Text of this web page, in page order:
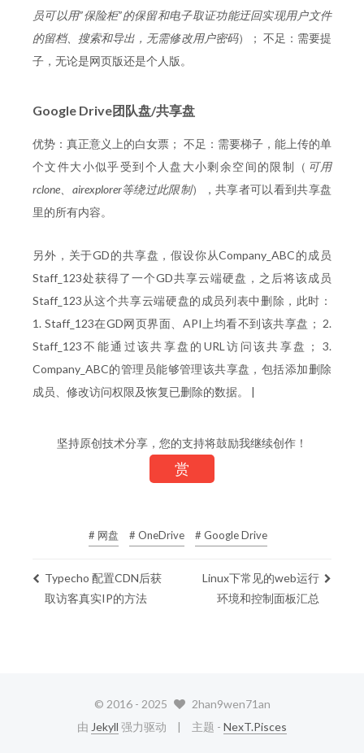
员可以用”保险柜”的保留和电子取证功能迂回实现用户文件
的留档、搜索和导出，无需修改用户密码）； 不足：需要提
子，无论是网页版还是个人版。
Google Drive团队盘/共享盘
优势：真正意义上的白女票； 不足：需要梯子，能上传的单
个文件大小似乎受到个人盘大小剩余空间的限制（ 可用
rclone、airexplorer等绕过此限制），共享者可以看到共享盘
里的所有内容。
另外，关于GD的共享盘，假设你从Company_ABC的成员
Staff_123处获得了一个GD共享云端硬盘，之后将该成员
Staff_123从这个共享云端硬盘的成员列表中删除，此时：
1. Staff_123在GD网页界面、API上均看不到该共享盘； 2.
Staff_123不能通过该共享盘的URL访问该共享盘； 3.
Company_ABC的管理员能够管理该共享盘，包括添加删除
成员、修改访问权限及恢复已删除的数据。 |
坚持原创技术分享，您的支持将鼓励我继续创作！
赏
# 网盘 # OneDrive # Google Drive
Typecho 配置CDN后获
取访客真实IP的方法
Linux下常见的web运行
环境和控制面板汇总
© 2016 - 2025
2han9wen71an
由 Jekyll 强力驱动 主题 - NexT.Pisces